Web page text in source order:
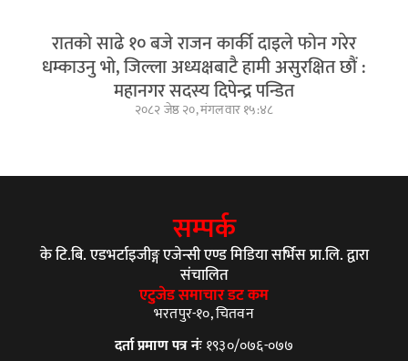
रातको साढे १० बजे राजन कार्की दाइले फोन गरेर
धम्काउनु भो, जिल्ला अध्यक्षबाटै हामी असुरक्षित छौं :
महानगर सदस्य दिपेन्द्र पन्डित
२०८२ जेष्ठ २०, मंगलवार १५:४८
सम्पर्क
के टि.बि. एडभर्टाइजीङ्ग एजेन्सी एण्ड मिडिया सर्भिस प्रा.लि. द्वारा
संचालित
एटुजेड समाचार डट कम
भरतपुर-१०, चितवन
दर्ता प्रमाण पत्र नंः१९३०/०७६-०७७